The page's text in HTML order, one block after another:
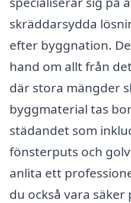
skräddarsydda
efter byggnation.
hand om allt från
där stora mängder
byggmaterial tas
städandet som
fönsterputs och
anlita ett
du också vara